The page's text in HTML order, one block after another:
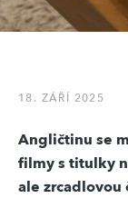
18. ZÁŘÍ 2025
Angličtinu se
filmy s titulky
ale zrcadlovou